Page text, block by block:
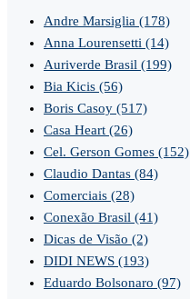
Andre Marsiglia (178)
Anna Lourensetti (14)
Auriverde Brasil (199)
Bia Kicis (56)
Boris Casoy (517)
Casa Heart (26)
Cel. Gerson Gomes (152)
Claudio Dantas (84)
Comerciais (28)
Conexão Brasil (41)
Dicas de Visão (2)
DIDI NEWS (193)
Eduardo Bolsonaro (97)